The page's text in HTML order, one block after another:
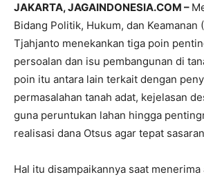
JAKARTA, JAGAINDONESIA.COM –
Bidang Politik, Hukum, dan Keamanan
Tjahjanto menekankan tiga poin
persoalan dan isu pembangunan di
poin itu antara lain terkait dengan
permasalahan tanah adat, kejelasan
guna peruntukan lahan hingga
realisasi dana Otsus agar tepat
Hal itu disampaikannya saat